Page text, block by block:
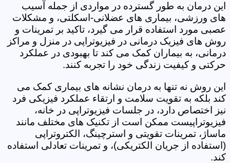
این درمان به طور گسترده در مواردی از جمله آسیب
های ورزشی، بیماری های عضلانی-اسکلتی، و مشکلات
عصبی مورد استفاده قرار می گیرد، تاکید بر تمرینات و
روش های فیزیک درمانی در فیزیوتراپی در منزل و مراکز
درمانی، به بیماران کمک می کند تا بهبودی در عملکرد
حرکتی و کیفیت زندگی خود را تجربه کنند.
این روش نه تنها به درمان نشانه های بیماری کمک می
کند بلکه به تقویت سلامت و ارتقاء عملکرد فیزیکی فرد
نیز اختصاص دارد، در جلسات فیزیوتراپی در خانه،
فیزیوتراپیست ممکن است از تکنیک های مختلف مانند
ماساژ، تمرینات تقویتی و استرچینگ، الکتروتراپی
(استفاده از جریان الکتریکی)، و تمرینات تعادلی استفاده
کند.